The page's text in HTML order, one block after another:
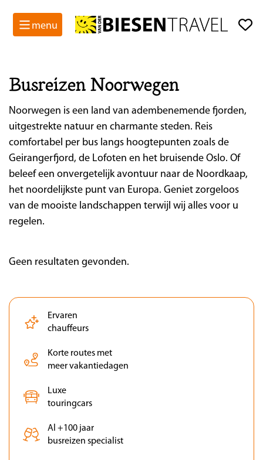
menu
Busreizen Noorwegen
Noorwegen is een land van adembenemende fjorden,
uitgestrekte natuur en charmante steden. Reis
comfortabel per bus langs hoogtepunten zoals de
Geirangerfjord, de Lofoten en het bruisende Oslo. Of
beleef een onvergetelijk avontuur naar de Noordkaap,
het noordelijkste punt van Europa. Geniet zorgeloos
van de mooiste landschappen terwijl wij alles voor u
regelen.
Geen resultaten gevonden.
Ervaren
chauffeurs
Korte routes met
meer vakantiedagen
Luxe
touringcars
Al +100 jaar
busreizen specialist